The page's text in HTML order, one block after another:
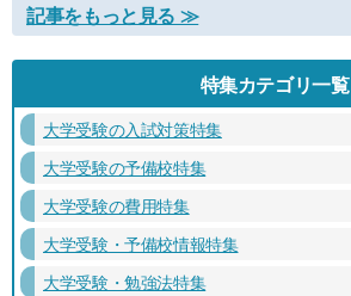
記事をもっと見る ≫
特集カテゴリ一覧
大学受験の入試対策特集
大学受験の予備校特集
大学受験の費用特集
大学受験・予備校情報特集
大学受験・勉強法特集